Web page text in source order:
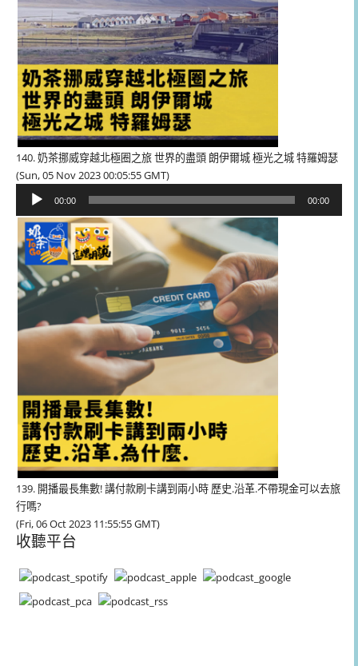
140. 奶茶挪威穿越北極圈之旅 世界的盡頭 朗伊爾城 極光之城 特羅姆瑟
(Sun, 05 Nov 2023 00:05:55 GMT)
播
放
器
00:00 00:00
139. 開播最長集數! 講付款刷卡講到兩小時 歷史.沿革.不帶現金可以去旅
行嗎?
(Fri, 06 Oct 2023 11:55:55 GMT)
收聽平台